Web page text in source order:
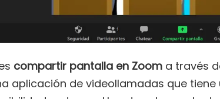
compartir pantalla en Zoom a través
aplicación de videollamadas que